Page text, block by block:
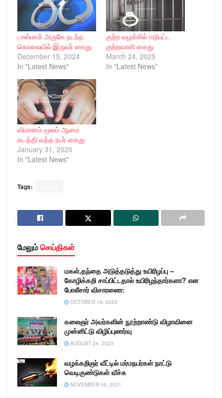
டாஸ்மாக் அருகே நடந்த
கொலையில் இருவர் கைது
December 15, 2024
In "Latest News"
குற்ற வழக்கில் ஈடுபட்ட
குற்றவாளி கைது
March 24, 2025
In "Latest News"
விமானம் மூலம் ஆமை
கடத்தி வந்த நபர் கைது
January 31, 2025
In "Latest News"
Tags:
மேலும்செய்திகள்
மகள்,தந்தை அடுத்தடுத்து உயிரிழப்பு –
கோழிக்கறி சாப்பிட்டதால் உயிரிழந்தார்களா? என
போலீசார் விசாரணை:
OCTOBER 18, 2023
கலைஞர் அவர்களின் நூற்றாண்டு விழாவினை
முன்னிட்டு விழிப்புணர்வு
AUGUST 24, 2023
வழக்கறிஞர் வீட்டில் மர்மநபர்கள் நாட்டு
வெடிகுண்டுகள் வீச்சு
NOVEMBER 16, 2021